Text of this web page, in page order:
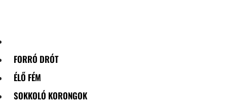
FORRÓ DRÓT
ÉLŐ FÉM
SOKKOLÓ KORONGOK